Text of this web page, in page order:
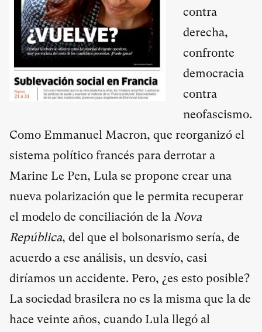
contra
derecha,
confronte
democracia
contra
neofascismo.
Como Emmanuel Macron, que reorganizó el
sistema político francés para derrotar a
Marine Le Pen, Lula se propone crear una
nueva polarización que le permita recuperar
el modelo de conciliación de la Nova
República, del que el bolsonarismo sería, de
acuerdo a ese análisis, un desvío, casi
diríamos un accidente. Pero, ¿es esto posible?
La sociedad brasilera no es la misma que la de
hace veinte años, cuando Lula llegó al